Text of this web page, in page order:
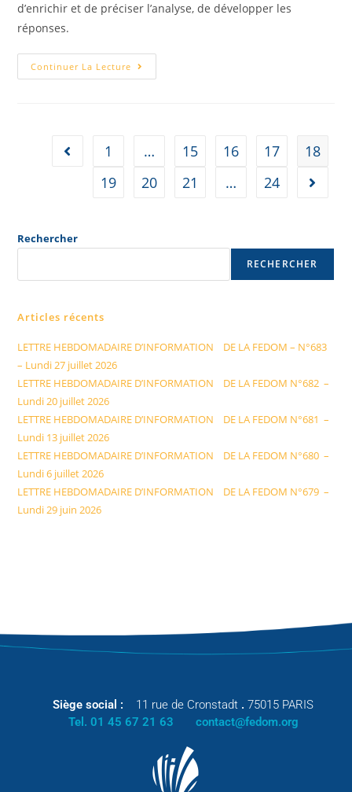
d’enrichir et de préciser l’analyse, de développer les
réponses.
Continuer La Lecture
1 … 15 16 17
18
19
20 21 … 24
Rechercher
RECHERCHER
Articles récents
LETTRE HEBDOMADAIRE D’INFORMATION DE LA FEDOM – N°683
– Lundi 27 juillet 2026
LETTRE HEBDOMADAIRE D’INFORMATION DE LA FEDOM N°682 –
Lundi 20 juillet 2026
LETTRE HEBDOMADAIRE D’INFORMATION DE LA FEDOM N°681 –
Lundi 13 juillet 2026
LETTRE HEBDOMADAIRE D’INFORMATION DE LA FEDOM N°680 –
Lundi 6 juillet 2026
LETTRE HEBDOMADAIRE D’INFORMATION DE LA FEDOM N°679 –
Lundi 29 juin 2026
Siège social : 11 rue de Cronstadt . 75015 PARIS
Tel. 01 45 67 21 63 contact@fedom.org